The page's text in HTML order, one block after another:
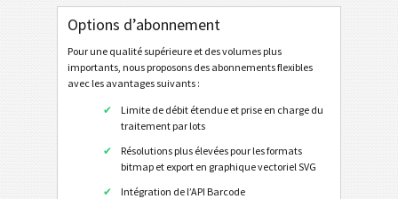
GS1-DataBar Stacked Composite
GS1-DataBar Limited Composite
EAN / UPC
Options d’abonnement
Pour une qualité supérieure et des volumes plus
importants, nous proposons des abonnements flexibles
avec les avantages suivants :
Limite de débit étendue et prise en charge du
traitement par lots
Résolutions plus élevées pour les formats
bitmap et export en graphique vectoriel SVG
Intégration de l’API Barcode